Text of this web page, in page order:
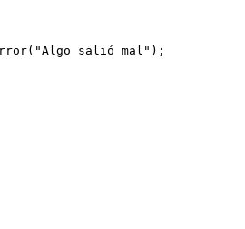
( "Algo salió mal" );